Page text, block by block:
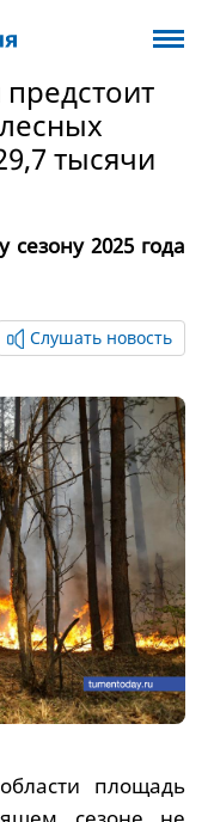
тысячи
2025 года
Слушать новость
площадь